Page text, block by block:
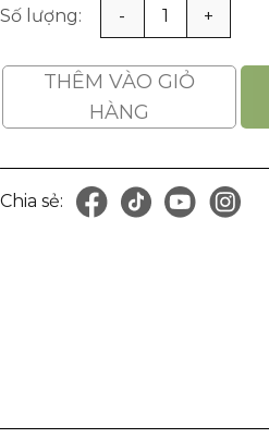
Ủng Cao Cổ Lội Nước Cấy Lúa,
THÊM VÀO GIỎ
HÀNG
Chia sẻ: